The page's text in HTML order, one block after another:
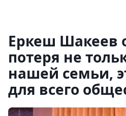
Еркеш Шакеев
потеря не
нашей семьи,
для всего